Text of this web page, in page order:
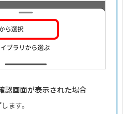
認画面が表示された場合
ます。